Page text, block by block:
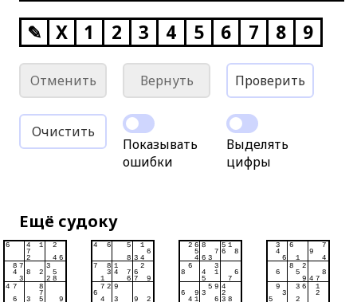
✎ X 1 2 3 4 5 6 7 8 9
Отменить Вернуть Проверить
Очистить
Показывать
ошибки
Выделять
цифры
Ещё судоку